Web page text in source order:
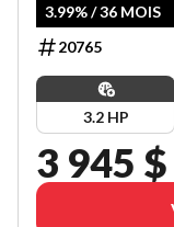
3.99% / 36 MOIS
20765
3.2 HP
3 945 $